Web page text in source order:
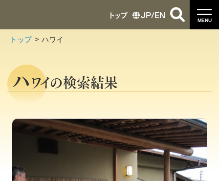
MENU
トップ JP/EN
トップ ハワイ
ハワイの検索結果